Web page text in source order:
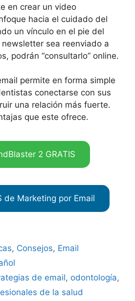
en crear un video
hacia el cuidado del
un vínculo en el pie del
sea reenviado a
podrán “consultarlo” online.
permite en forma simple
conectarse con sus
una relación más fuerte.
que este ofrece.
2 GRATIS
de Marketing por Email
, Consejos, Email
de email, odontología,
de la salud